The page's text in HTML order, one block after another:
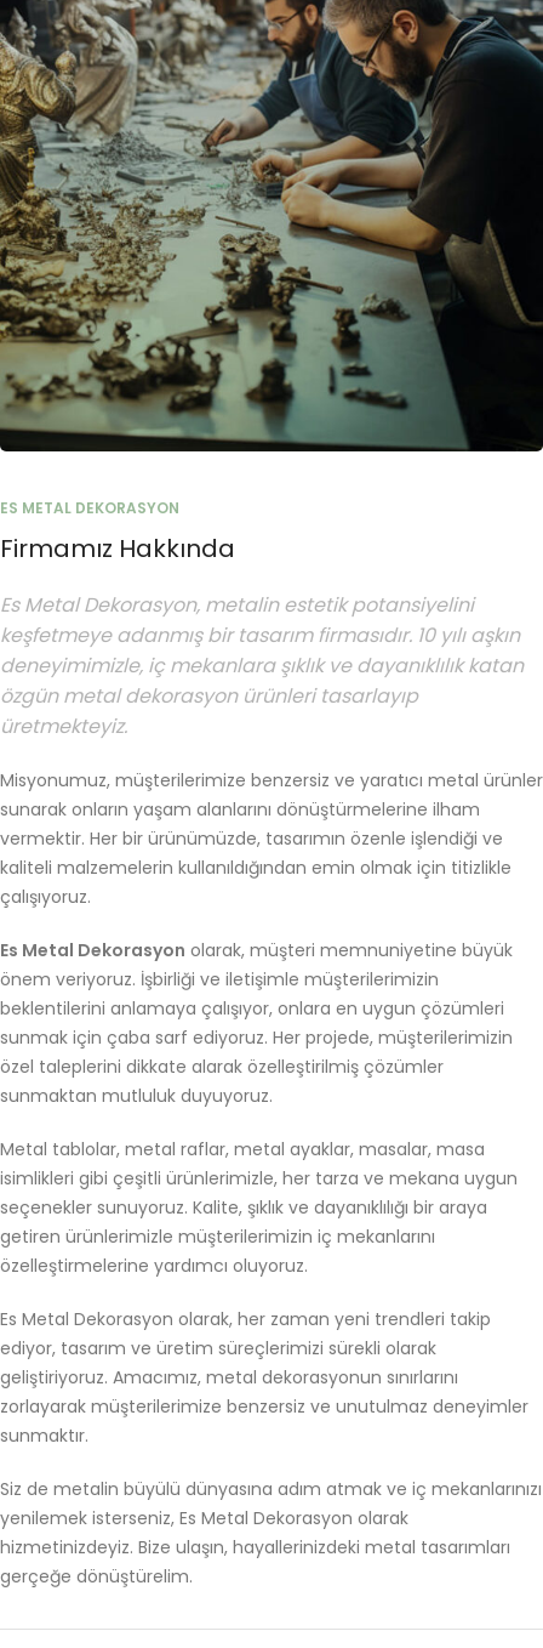
ES METAL DEKORASYON
Firmamız Hakkında
Es Metal Dekorasyon, metalin estetik potansiyelini
keşfetmeye adanmış bir tasarım firmasıdır. 10 yılı aşkın
deneyimimizle, iç mekanlara şıklık ve dayanıklılık katan
özgün metal dekorasyon ürünleri tasarlayıp
üretmekteyiz.
Misyonumuz, müşterilerimize benzersiz ve yaratıcı metal ürünler
sunarak onların yaşam alanlarını dönüştürmelerine ilham
vermektir. Her bir ürünümüzde, tasarımın özenle işlendiği ve
kaliteli malzemelerin kullanıldığından emin olmak için titizlikle
çalışıyoruz.
Es Metal Dekorasyon olarak, müşteri memnuniyetine büyük
önem veriyoruz. İşbirliği ve iletişimle müşterilerimizin
beklentilerini anlamaya çalışıyor, onlara en uygun çözümleri
sunmak için çaba sarf ediyoruz. Her projede, müşterilerimizin
özel taleplerini dikkate alarak özelleştirilmiş çözümler
sunmaktan mutluluk duyuyoruz.
Metal tablolar, metal raflar, metal ayaklar, masalar, masa
isimlikleri gibi çeşitli ürünlerimizle, her tarza ve mekana uygun
seçenekler sunuyoruz. Kalite, şıklık ve dayanıklılığı bir araya
getiren ürünlerimizle müşterilerimizin iç mekanlarını
özelleştirmelerine yardımcı oluyoruz.
Es Metal Dekorasyon olarak, her zaman yeni trendleri takip
ediyor, tasarım ve üretim süreçlerimizi sürekli olarak
geliştiriyoruz. Amacımız, metal dekorasyonun sınırlarını
zorlayarak müşterilerimize benzersiz ve unutulmaz deneyimler
sunmaktır.
Siz de metalin büyülü dünyasına adım atmak ve iç mekanlarınızı
yenilemek isterseniz, Es Metal Dekorasyon olarak
hizmetinizdeyiz. Bize ulaşın, hayallerinizdeki metal tasarımları
gerçeğe dönüştürelim.